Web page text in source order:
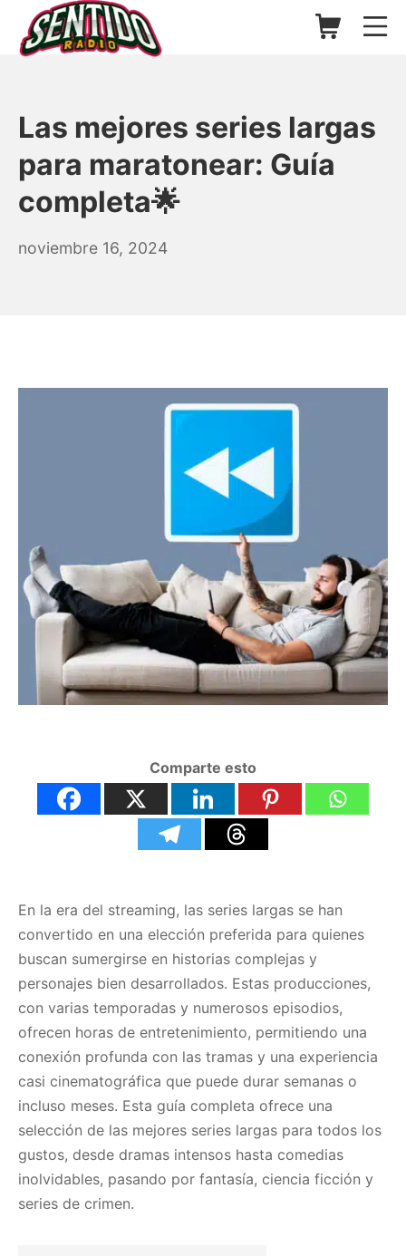
Saltar
contenido
Carrito de
Las mejores series largas
para maratonear: Guía
completa🌟
noviembre 16, 2024agosto
Comparte esto
En la era del streaming, las series largas se han
convertido en una elección preferida para quienes
buscan sumergirse en historias complejas y
personajes bien desarrollados. Estas producciones,
con varias temporadas y numerosos episodios,
ofrecen horas de entretenimiento, permitiendo una
conexión profunda con las tramas y una experiencia
casi cinematográfica que puede durar semanas o
incluso meses. Esta guía completa ofrece una
selección de las mejores series largas para todos los
gustos, desde dramas intensos hasta comedias
inolvidables, pasando por fantasía, ciencia ficción y
series de crimen.